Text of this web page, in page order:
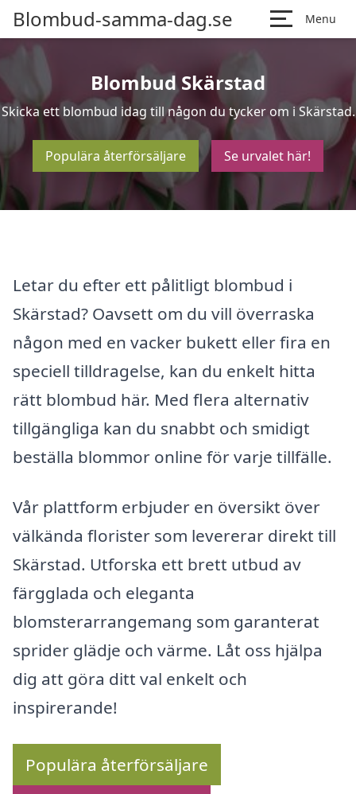
Blombud-samma-dag.se Menu
Blombud Skärstad
Skicka ett blombud idag till någon du tycker om i Skärstad.
Populära återförsäljare Se urvalet här!
Letar du efter ett pålitligt blombud i
Skärstad? Oavsett om du vill överraska
någon med en vacker bukett eller fira en
speciell tilldragelse, kan du enkelt hitta
rätt blombud här. Med flera alternativ
tillgängliga kan du snabbt och smidigt
beställa blommor online för varje tillfälle.
Vår plattform erbjuder en översikt över
välkända florister som levererar direkt till
Skärstad. Utforska ett brett utbud av
färgglada och eleganta
blomsterarrangemang som garanterat
sprider glädje och värme. Låt oss hjälpa
dig att göra ditt val enkelt och
inspirerande!
Populära återförsäljare